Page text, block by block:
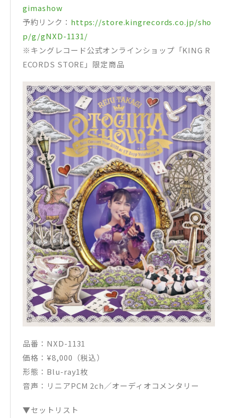
gimashow
予約リンク： https://store.kingrecords.co.jp/sho
p/g/gNXD-1131/
※キングレコード公式オンラインショップ「KING R
ECORDS STORE」限定商品
品番：NXD-1131
価格：¥8,000（税込）
形態：Blu-ray1枚
音声：リニアPCM 2ch／オーディオコメンタリー
▼セットリスト